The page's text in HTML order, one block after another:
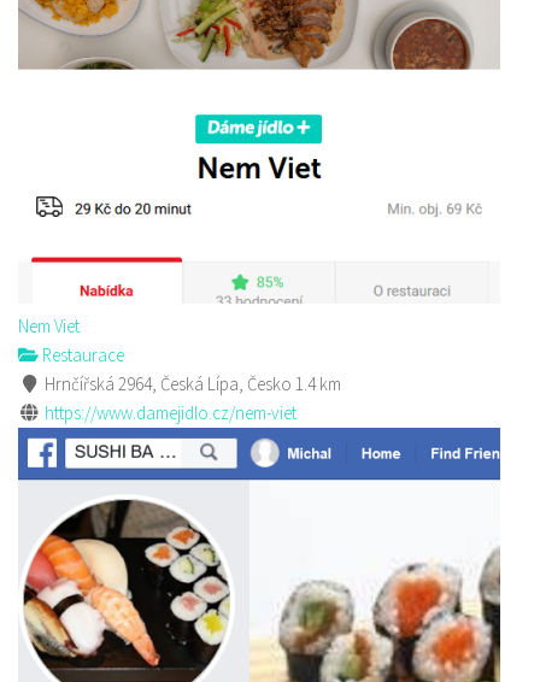
Nem Viet
Restaurace
Hrnčířská 2964, Česká Lípa, Česko 1.4 km
https://www.damejidlo.cz/nem-viet